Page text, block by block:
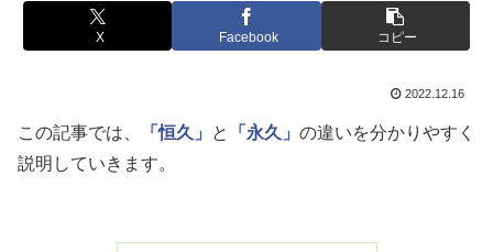
X Facebook コピー
2022.12.16
この記事では、 「恒久」 と 「永久」 の違いを分かりやすく
説明していきます。